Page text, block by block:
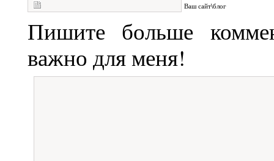
Ваш сайт\блог
Пишите больше
важно для меня!